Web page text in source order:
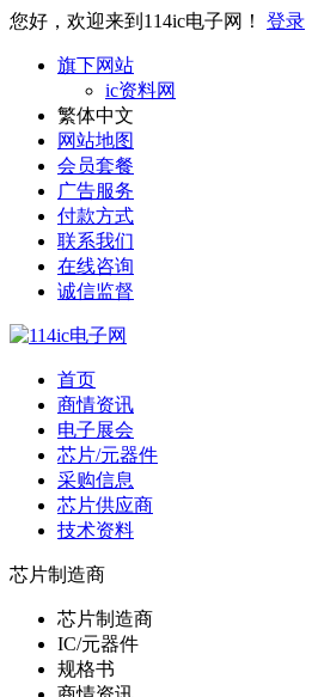
您好，欢迎来到114ic电子网！ 登录
旗下网站
ic资料网
繁体中文
网站地图
会员套餐
广告服务
付款方式
联系我们
在线咨询
诚信监督
首页
商情资讯
电子展会
芯片/元器件
采购信息
芯片供应商
技术资料
芯片制造商
芯片制造商
IC/元器件
规格书